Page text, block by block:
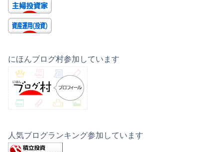
にほんブログ村参加しています
人気ブログランキング参加しています